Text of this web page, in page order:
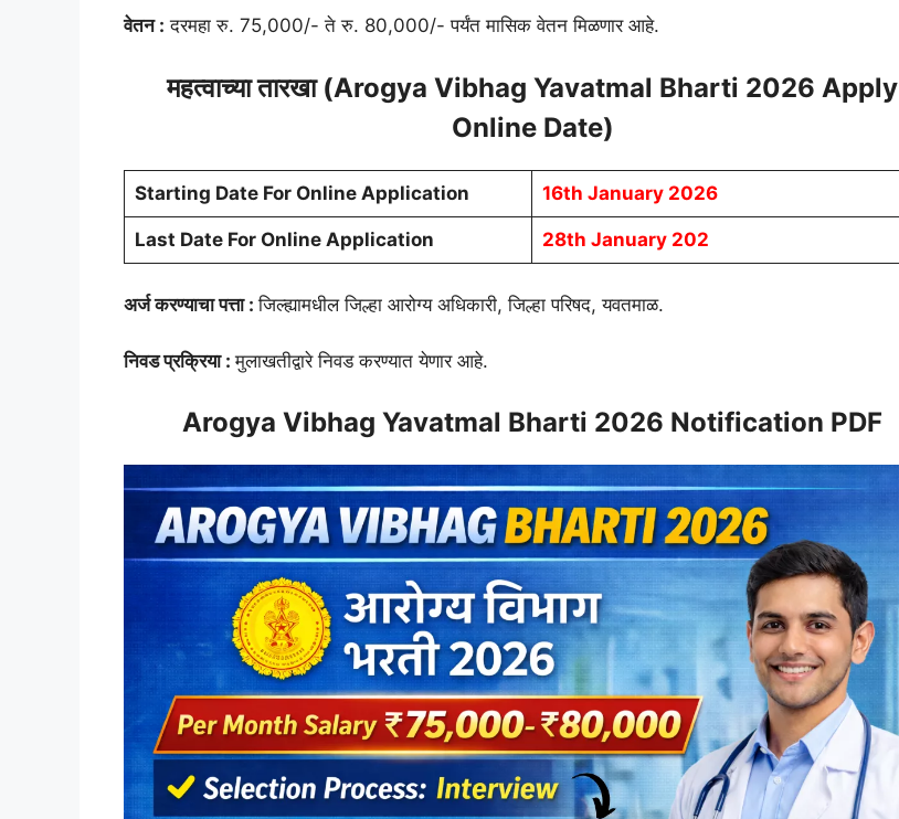
वेतन : दरमहा रु. 75,000/- ते रु. 80,000/- पर्यंत मासिक वेतन मिळणार आहे.
महत्वाच्या तारखा (Arogya Vibhag Yavatmal Bharti 2026 Apply
Online Date)
Starting Date For Online Application 16th January 2026
Last Date For Online Application 28th January 202
अर्ज करण्याचा पत्ता :जिल्ह्यामधील जिल्हा आरोग्य अधिकारी, जिल्हा परिषद, यवतमाळ.
निवड प्रक्रिया :मुलाखतीद्वारे निवड करण्यात येणार आहे.
Arogya Vibhag Yavatmal Bharti 2026 Notification PDF